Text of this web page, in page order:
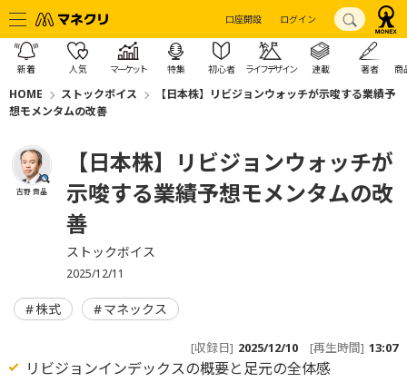
口座開設 ログイン
新着 人気 マーケット 特集 初心者 ライフデザイン 連載 著者 商
HOME ストックボイス
【日本株】リビジョンウォッチが示唆する業績予
想モメンタムの改善
吉野 貴晶
【日本株】リビジョンウォッチが
示唆する業績予想モメンタムの改
善
ストックボイス
2025/12/11
株式 マネックス
[収録日] 2025/12/10 [再生時間] 13:07
リビジョンインデックスの概要と足元の全体感